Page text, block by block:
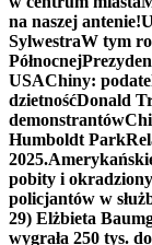
na naszej antenie!
SylwestraW tym
Północnej
USAChiny:
dzietnośćDonald
demonstrantów
Humboldt Park
2025.
pobity i
policjantów w
29) Elżbieta
wygrała 250 tys.